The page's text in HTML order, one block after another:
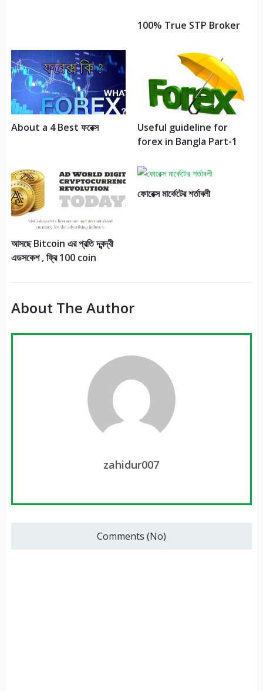
100% True STP Broker
About a 4 Best ফরেক্স
Useful guideline for
forex in Bangla Part-1
আসছে Bitcoin এর প্রতি দ্বন্দ্বী
এডসকেশ , ফ্রি 100 coin
ফোরেক্স মার্কেটের শর্তাবলী
About The Author
zahidur007
Comments (No)